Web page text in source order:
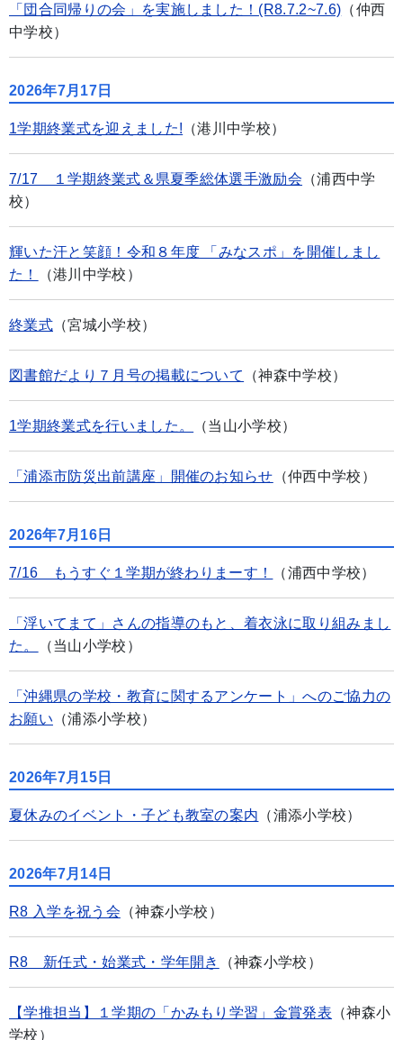
「団合同帰りの会」を実施しました！(R8.7.2~7.6) （仲西
中学校）
2026年7月17日
1学期終業式を迎えました! （港川中学校）
7/17 １学期終業式＆県夏季総体選手激励会 （浦西中学
校）
輝いた汗と笑顔！令和８年度 「みなスポ」を開催しまし
た！
（港川中学校）
終業式（宮城小学校）
図書館だより７月号の掲載について （神森中学校）
1学期終業式を行いました。 （当山小学校）
「浦添市防災出前講座」開催のお知らせ （仲西中学校）
2026年7月16日
7/16 もうすぐ１学期が終わりまーす！ （浦西中学校）
「浮いてまて」さんの指導のもと、着衣泳に取り組みまし
た。
（当山小学校）
「沖縄県の学校・教育に関するアンケート」へのご協力の
お願い （浦添小学校）
2026年7月15日
夏休みのイベント・子ども教室の案内 （浦添小学校）
2026年7月14日
R8 入学を祝う会 （神森小学校）
R8 新任式・始業式・学年開き （神森小学校）
【学推担当】１学期の「かみもり学習」金賞発表 （神森小
学校）